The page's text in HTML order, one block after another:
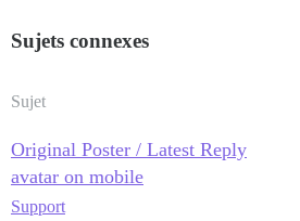
Sujets connexes
Sujet
Original Poster / Latest Reply
avatar on mobile
Support